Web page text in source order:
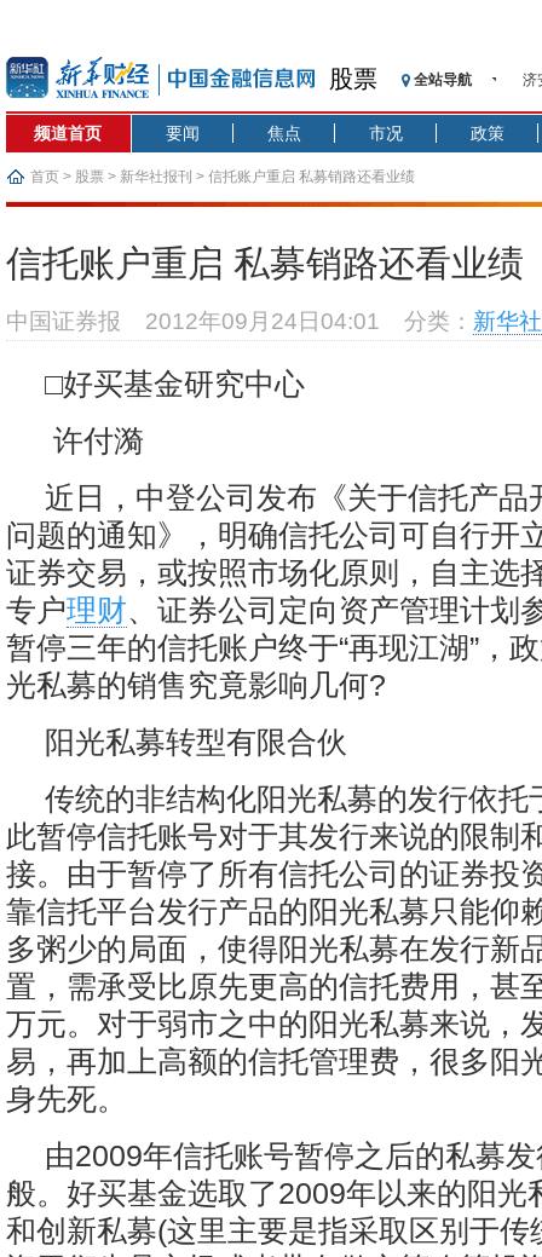
股票 全站导航
济
【
济
基
频道首页 要闻 焦点 市况 政策
首页 > 股票 > 新华社报刊 > 信托账户重启 私募销路还看业绩
信托账户重启 私募销路还看业绩
中国证券报 2012年09月24日04:01 分类： 新华
□好买基金研究中心
许付漪
近日，中登公司发布《关于信托产品
问题的通知》，明确信托公司可自行开
证券交易，或按照市场化原则，自主选
专户理财、证券公司定向资产管理计划
暂停三年的信托账户终于“再现江湖”，
光私募的销售究竟影响几何?
阳光私募转型有限合伙
传统的非结构化阳光私募的发行依托
此暂停信托账号对于其发行来说的限制
接。由于暂停了所有信托公司的证券投
靠信托平台发行产品的阳光私募只能仰
多粥少的局面，使得阳光私募在发行新
置，需承受比原先更高的信托费用，甚
万元。对于弱市之中的阳光私募来说，
易，再加上高额的信托管理费，很多阳
身先死。
由2009年信托账号暂停之后的私募
般。好买基金选取了2009年以来的阳光
和创新私募(这里主要是指采取区别于传